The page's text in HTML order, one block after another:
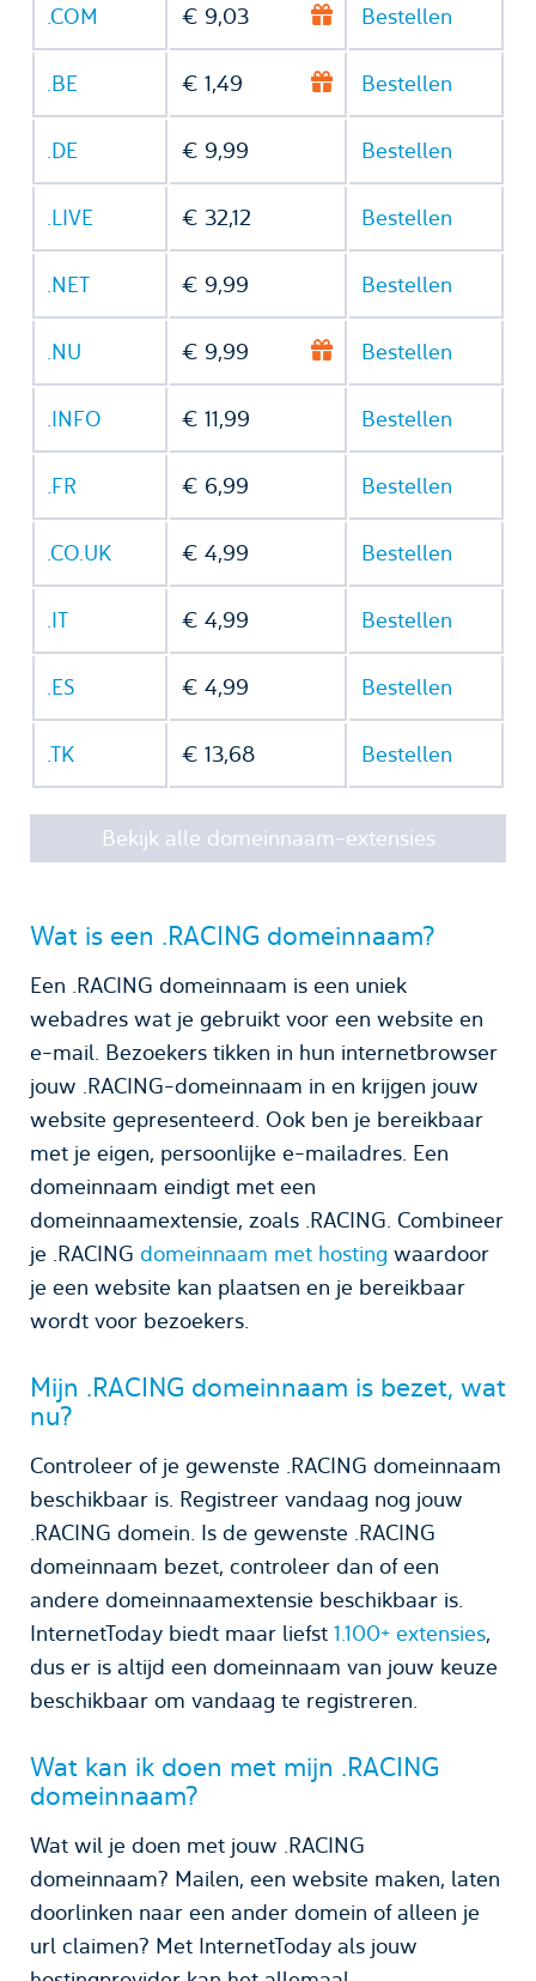
.COM € 9,03 Bestellen
.BE € 1,49 Bestellen
.DE € 9,99 Bestellen
.LIVE € 32,12 Bestellen
.NET € 9,99 Bestellen
.NU € 9,99 Bestellen
.INFO € 11,99 Bestellen
.FR € 6,99 Bestellen
.CO.UK € 4,99 Bestellen
.IT € 4,99 Bestellen
.ES € 4,99 Bestellen
.TK € 13,68 Bestellen
Bekijk alle domeinnaam-extensies
Wat is een .RACING domeinnaam?
Een .RACING domeinnaam is een uniek
webadres wat je gebruikt voor een website en
e-mail. Bezoekers tikken in hun internetbrowser
jouw .RACING-domeinnaam in en krijgen jouw
website gepresenteerd. Ook ben je bereikbaar
met je eigen, persoonlijke e-mailadres. Een
domeinnaam eindigt met een
domeinnaamextensie, zoals .RACING. Combineer
je .RACING domeinnaam met hosting waardoor
je een website kan plaatsen en je bereikbaar
wordt voor bezoekers.
Mijn .RACING domeinnaam is bezet, wat
nu?
Controleer of je gewenste .RACING domeinnaam
beschikbaar is. Registreer vandaag nog jouw
.RACING domein. Is de gewenste .RACING
domeinnaam bezet, controleer dan of een
andere domeinnaamextensie beschikbaar is.
InternetToday biedt maar liefst 1.100+ extensies,
dus er is altijd een domeinnaam van jouw keuze
beschikbaar om vandaag te registreren.
Wat kan ik doen met mijn .RACING
domeinnaam?
Wat wil je doen met jouw .RACING
domeinnaam? Mailen, een website maken, laten
doorlinken naar een ander domein of alleen je
url claimen? Met InternetToday als jouw